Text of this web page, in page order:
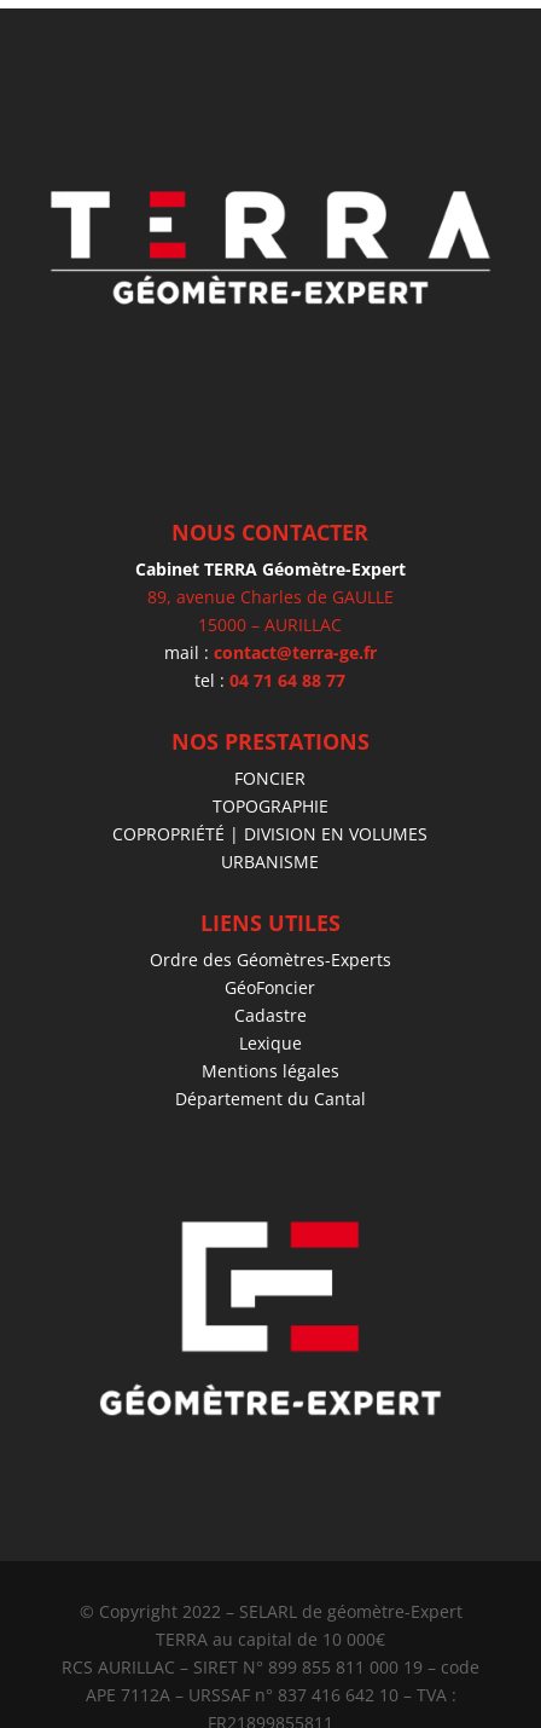
NOUS CONTACTER
Cabinet TERRA Géomètre-Expert
89, avenue Charles de GAULLE
15000 – AURILLAC
mail : contact@terra-ge.fr
tel :04 71 64 88 77
NOS PRESTATIONS
FONCIER
TOPOGRAPHIE
COPROPRIÉTÉ | DIVISION EN VOLUMES
URBANISME
LIENS UTILES
Ordre des Géomètres-Experts
GéoFoncier
Cadastre
Lexique
Mentions légales
Département du Cantal
© Copyright 2022 – SELARL de géomètre-Expert
TERRA au capital de 10 000€
RCS AURILLAC – SIRET N° 899 855 811 000 19 – code
APE 7112A – URSSAF n° 837 416 642 10 – TVA :
FR21899855811